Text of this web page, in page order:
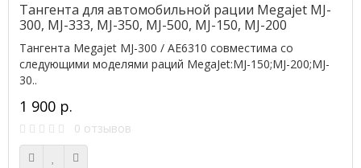
Тангента для автомобильной рации Megajet MJ-
300, MJ-333, MJ-350, MJ-500, MJ-150, MJ-200
Тангента Megajet MJ-300 / AE6310 совместима со
следующими моделями раций MegaJet:MJ-150;MJ-200;MJ-
30..
1 900 р.
0 отзывов